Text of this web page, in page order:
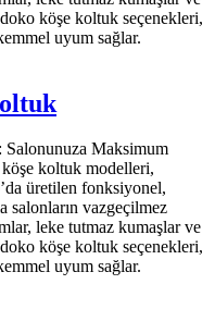
köşe koltuk seçenekleri,
uyum sağlar.
Maksimum
koltuk modelleri,
üretilen fonksiyonel,
salonların vazgeçilmez
leke tutmaz kumaşlar ve
köşe koltuk seçenekleri,
uyum sağlar.